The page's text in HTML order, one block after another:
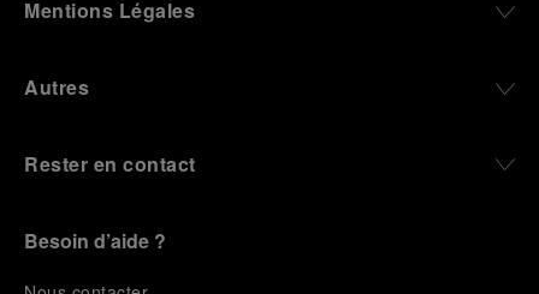
Mentions Légales
Autres
Rester en contact
Besoin d’aide ?